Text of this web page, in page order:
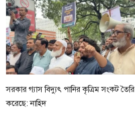
সরকার গ্যাস বিদ্যুৎ পানির কৃত্রিম সংকট তৈরি
করেছে: নাহিদ